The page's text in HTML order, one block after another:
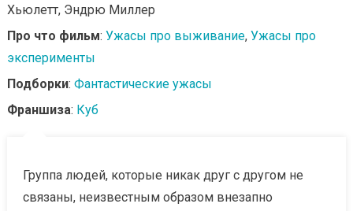
Хьюлетт, Эндрю Миллер
Про что фильм: Ужасы про выживание, Ужасы про
эксперименты
Подборки: Фантастические ужасы
Франшиза: Куб
Группа людей, которые никак друг с другом не
связаны, неизвестным образом внезапно